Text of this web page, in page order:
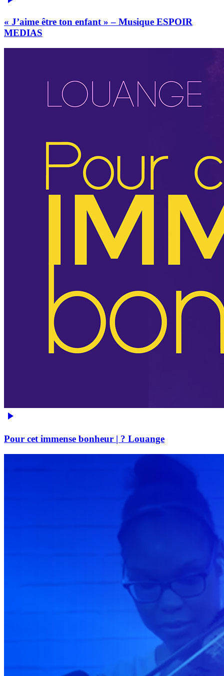
« J’aime être ton enfant » – Musique ESPOIR
MEDIAS
Pour cet immense bonheur | ? Louange